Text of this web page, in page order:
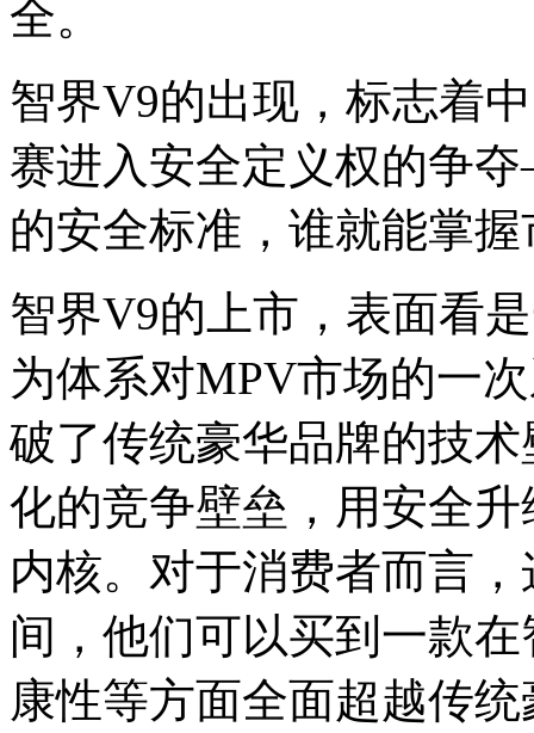
全。
智界V9的出现，标志着
赛进入安全定义权的争
的安全标准，谁就能掌
智界V9的上市，表面看
为体系对MPV市场的一
破了传统豪华品牌的技
化的竞争壁垒，用安全
内核。对于消费者而言
间，他们可以买到一款
康性等方面全面超越传